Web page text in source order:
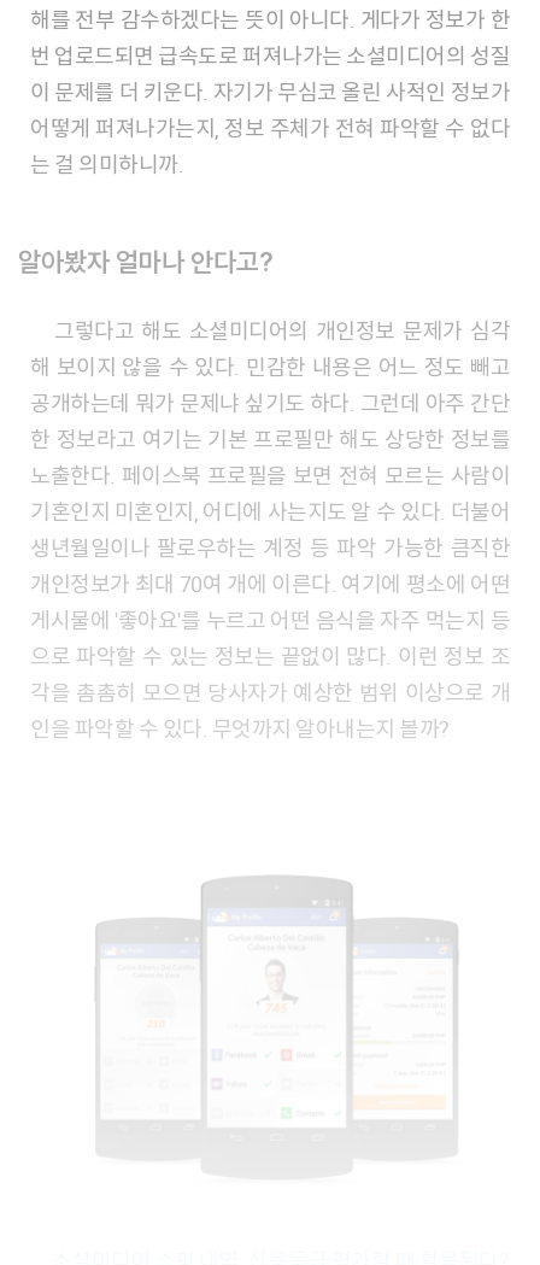
해를 전부 감수하겠다는 뜻이 아니다. 게다가 정보가 한
번 업로드되면 급속도로 퍼져나가는 소셜미디어의 성질
이 문제를 더 키운다. 자기가 무심코 올린 사적인 정보가
어떻게 퍼져나가는지, 정보 주체가 전혀 파악할 수 없다
는 걸 의미하니까.
알아봤자 얼마나 안다고?
그렇다고 해도 소셜미디어의 개인정보 문제가 심각
해 보이지 않을 수 있다. 민감한 내용은 어느 정도 빼고
공개하는데 뭐가 문제냐 싶기도 하다. 그런데 아주 간단
한 정보라고 여기는 기본 프로필만 해도 상당한 정보를
노출한다. 페이스북 프로필을 보면 전혀 모르는 사람이
기혼인지 미혼인지, 어디에 사는지도 알 수 있다. 더불어
생년월일이나 팔로우하는 계정 등 파악 가능한 큼직한
개인정보가 최대 70여 개에 이른다. 여기에 평소에 어떤
게시물에 '좋아요'를 누르고 어떤 음식을 자주 먹는지 등
으로 파악할 수 있는 정보는 끝없이 많다. 이런 정보 조
각을 촘촘히 모으면 당사자가 예상한 범위 이상으로 개
인을 파악할 수 있다. 무엇까지 알아내는지 볼까?